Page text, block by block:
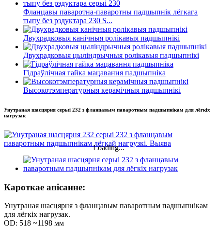
Фланцавы паваротна-паваротны падшыпнік лёгкага
тыпу без рэдуктара 230 S...
Двухрадковыя канічныя ролікавыя падшыпнікі
Двухрадковыя цыліндрычныя ролікавыя падшыпнікі
Гідраўлічная гайка мацавання падшыпніка
Высокотэмпературныя керамічныя падшыпнікі
Унутраная шасцярня серыі 232 з фланцавым паваротным падшыпнікам для лёгкіх
нагрузак
Loading...
Кароткае апісанне:
Унутраная шасцярня з фланцавым паваротным падшыпнікам
для лёгкіх нагрузак.
OD: 518 ~1198 мм